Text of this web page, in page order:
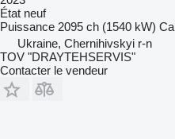
État neuf
Puissance 2095 ch (1540 kW)
Ukraine, Chernihivskyi r-n
TOV "DRAYTEHSERVIS"
Contacter le vendeur